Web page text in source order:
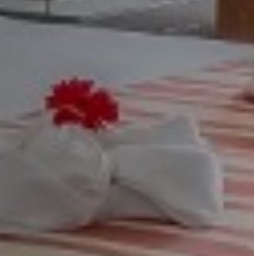
APARTMENT